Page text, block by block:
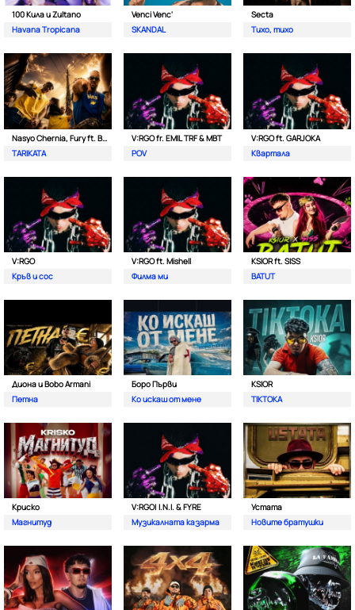
100 Кила и Zultano
Havana Tropicana
Venci Venc'
SKANDAL
Secta
Тихо, тихо
Nasyo Chernia, Fury ft. Bobo Armani
TARIKATA
V:RGO fr. EMIL TRF & MBT
POV
V:RGO ft. GARJOKA
Квартала
V:RGO
Кръв и сос
V:RGO ft. Mishell
Филма ми
KSIOR ft. SISS
BATUT
Диона и Bobo Armani
Петна
Боро Първи
Ко искаш от мене
KSIOR
TIKTOKA
Криско
Магнитуд
V:RGO| I.N.I. & FYRE
Музикалната казарма
Устата
Новите братушки